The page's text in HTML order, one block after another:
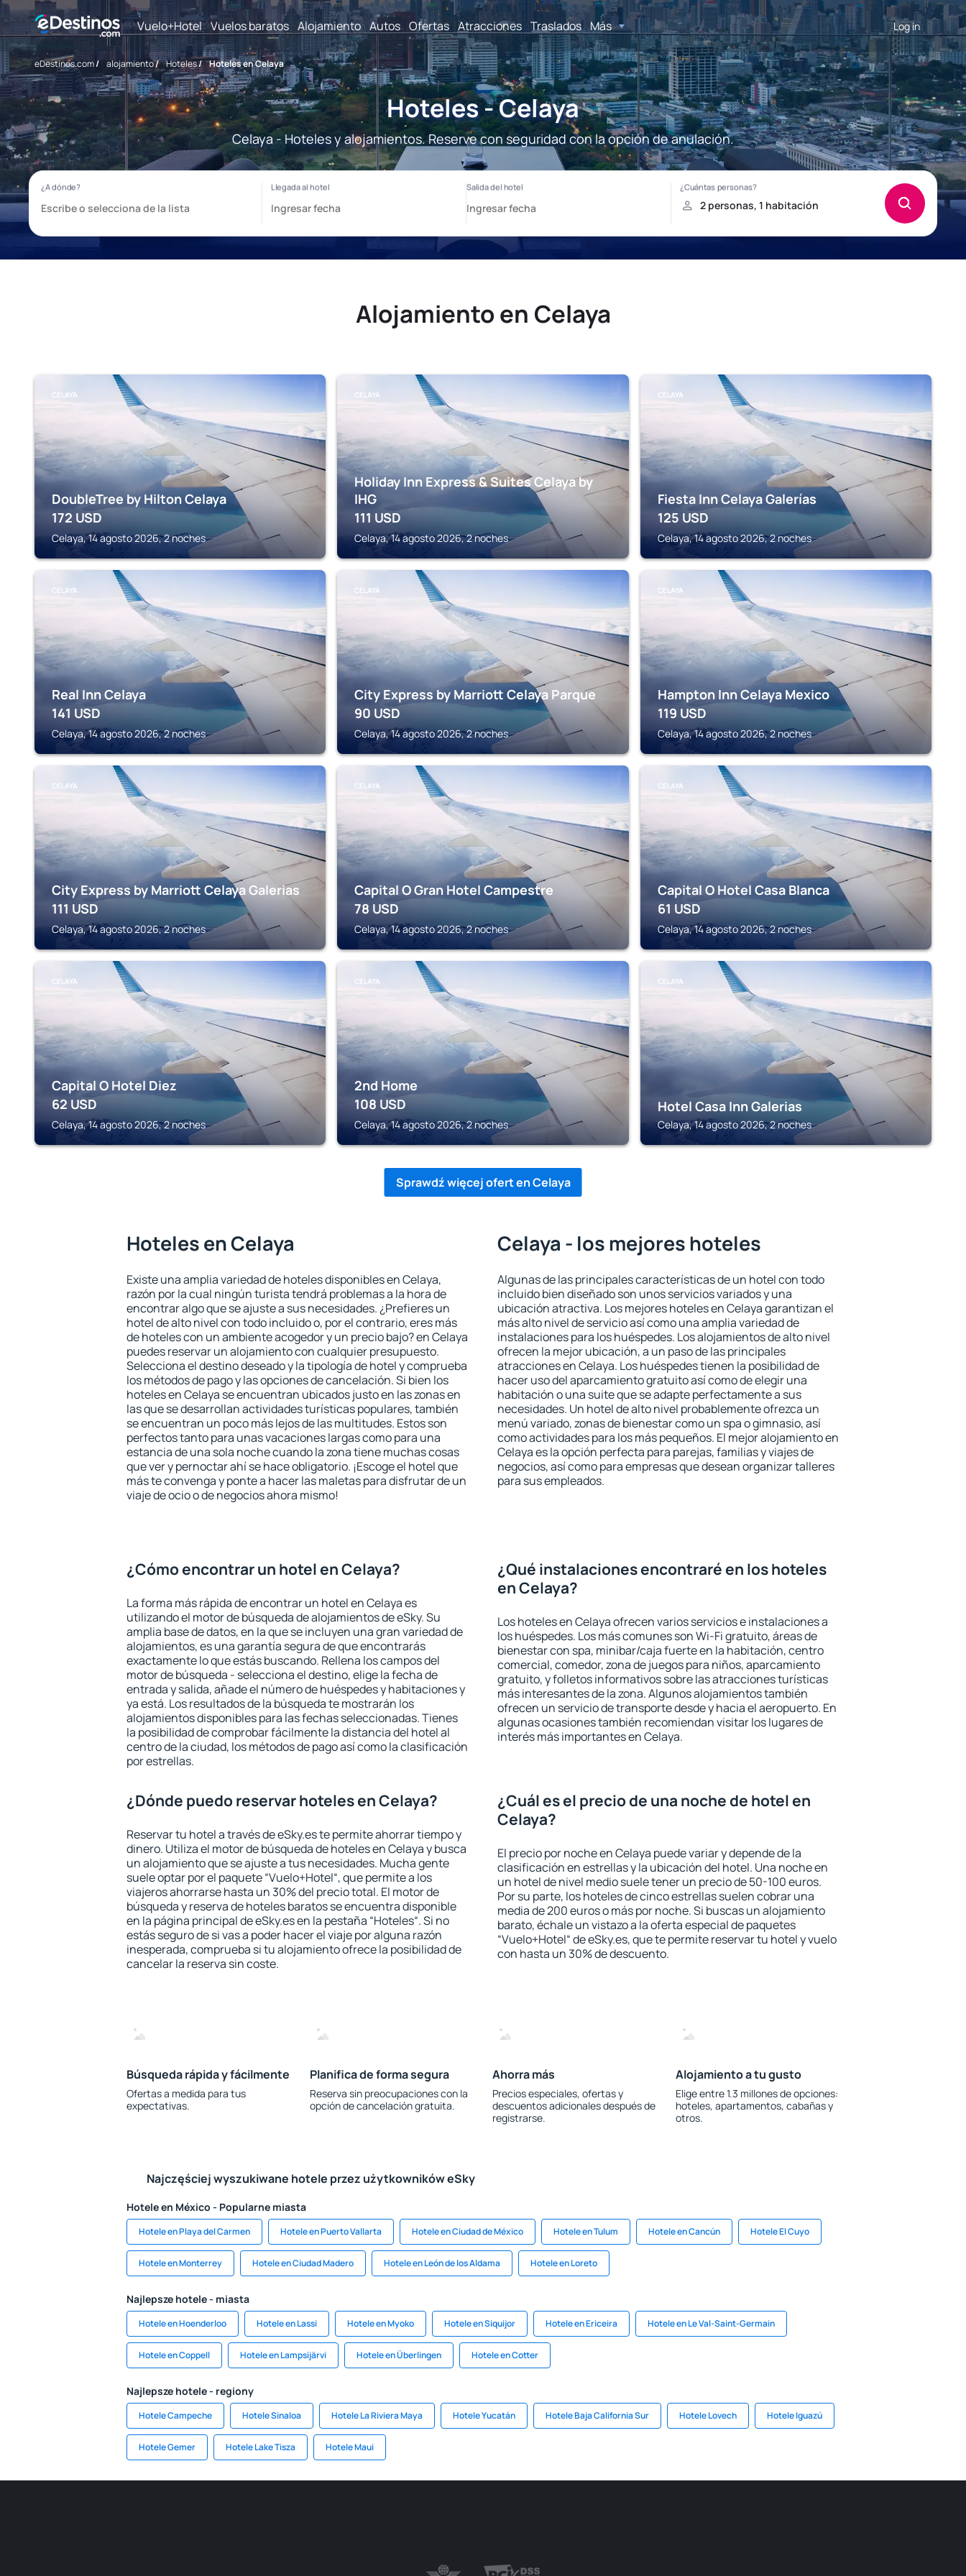
Vuelo+Hotel Vuelos baratos Alojamiento Autos Ofertas Atracciones Traslados Más Log in
eDestinos.com/ alojamiento/ Hoteles/ Hoteles en Celaya
Hoteles - Celaya
Celaya - Hoteles y alojamientos. Reserve con seguridad con la opción de anulación.
Alojamiento en Celaya
CELAYA
DoubleTree by Hilton Celaya
172 USD
Celaya, 14 agosto 2026, 2 noches
CELAYA
Holiday Inn Express & Suites Celaya by
IHG
111 USD
Celaya, 14 agosto 2026, 2 noches
CELAYA
Fiesta Inn Celaya Galerías
125 USD
Celaya, 14 agosto 2026, 2 noches
CELAYA
Real Inn Celaya
141 USD
Celaya, 14 agosto 2026, 2 noches
CELAYA
City Express by Marriott Celaya Parque
90 USD
Celaya, 14 agosto 2026, 2 noches
CELAYA
Hampton Inn Celaya Mexico
119 USD
Celaya, 14 agosto 2026, 2 noches
CELAYA
City Express by Marriott Celaya Galerias
111 USD
Celaya, 14 agosto 2026, 2 noches
CELAYA
Capital O Gran Hotel Campestre
78 USD
Celaya, 14 agosto 2026, 2 noches
CELAYA
Capital O Hotel Casa Blanca
61 USD
Celaya, 14 agosto 2026, 2 noches
CELAYA
Capital O Hotel Diez
62 USD
Celaya, 14 agosto 2026, 2 noches
CELAYA
2nd Home
108 USD
Celaya, 14 agosto 2026, 2 noches
CELAYA
Hotel Casa Inn Galerias
Celaya, 14 agosto 2026, 2 noches
Sprawdź więcej ofert en Celaya
Hoteles en Celaya
Existe una amplia variedad de hoteles disponibles en Celaya,
razón por la cual ningún turista tendrá problemas a la hora de
encontrar algo que se ajuste a sus necesidades. ¿Prefieres un
hotel de alto nivel con todo incluido o, por el contrario, eres más
de hoteles con un ambiente acogedor y un precio bajo? en Celaya
puedes reservar un alojamiento con cualquier presupuesto.
Selecciona el destino deseado y la tipología de hotel y comprueba
los métodos de pago y las opciones de cancelación. Si bien los
hoteles en Celaya se encuentran ubicados justo en las zonas en
las que se desarrollan actividades turísticas populares, también
se encuentran un poco más lejos de las multitudes. Estos son
perfectos tanto para unas vacaciones largas como para una
estancia de una sola noche cuando la zona tiene muchas cosas
que ver y pernoctar ahí se hace obligatorio. ¡Escoge el hotel que
más te convenga y ponte a hacer las maletas para disfrutar de un
viaje de ocio o de negocios ahora mismo!
Celaya - los mejores hoteles
Algunas de las principales características de un hotel con todo
incluido bien diseñado son unos servicios variados y una
ubicación atractiva. Los mejores hoteles en Celaya garantizan el
más alto nivel de servicio así como una amplia variedad de
instalaciones para los huéspedes. Los alojamientos de alto nivel
ofrecen la mejor ubicación, a un paso de las principales
atracciones en Celaya. Los huéspedes tienen la posibilidad de
hacer uso del aparcamiento gratuito así como de elegir una
habitación o una suite que se adapte perfectamente a sus
necesidades. Un hotel de alto nivel probablemente ofrezca un
menú variado, zonas de bienestar como un spa o gimnasio, así
como actividades para los más pequeños. El mejor alojamiento en
Celaya es la opción perfecta para parejas, familias y viajes de
negocios, así como para empresas que desean organizar talleres
para sus empleados.
¿Cómo encontrar un hotel en Celaya?
La forma más rápida de encontrar un hotel en Celaya es
utilizando el motor de búsqueda de alojamientos de eSky. Su
amplia base de datos, en la que se incluyen una gran variedad de
alojamientos, es una garantía segura de que encontrarás
exactamente lo que estás buscando. Rellena los campos del
motor de búsqueda - selecciona el destino, elige la fecha de
entrada y salida, añade el número de huéspedes y habitaciones y
ya está. Los resultados de la búsqueda te mostrarán los
alojamientos disponibles para las fechas seleccionadas. Tienes
la posibilidad de comprobar fácilmente la distancia del hotel al
centro de la ciudad, los métodos de pago así como la clasificación
por estrellas.
¿Qué instalaciones encontraré en los hoteles
en Celaya?
Los hoteles en Celaya ofrecen varios servicios e instalaciones a
los huéspedes. Los más comunes son Wi-Fi gratuito, áreas de
bienestar con spa, minibar/caja fuerte en la habitación, centro
comercial, comedor, zona de juegos para niños, aparcamiento
gratuito, y folletos informativos sobre las atracciones turísticas
más interesantes de la zona. Algunos alojamientos también
ofrecen un servicio de transporte desde y hacia el aeropuerto. En
algunas ocasiones también recomiendan visitar los lugares de
interés más importantes en Celaya.
¿Dónde puedo reservar hoteles en Celaya?
Reservar tu hotel a través de eSky.es te permite ahorrar tiempo y
dinero. Utiliza el motor de búsqueda de hoteles en Celaya y busca
un alojamiento que se ajuste a tus necesidades. Mucha gente
suele optar por el paquete “Vuelo+Hotel“, que permite a los
viajeros ahorrarse hasta un 30% del precio total. El motor de
búsqueda y reserva de hoteles baratos se encuentra disponible
en la página principal de eSky.es en la pestaña “Hoteles“. Si no
estás seguro de si vas a poder hacer el viaje por alguna razón
inesperada, comprueba si tu alojamiento ofrece la posibilidad de
cancelar la reserva sin coste.
¿Cuál es el precio de una noche de hotel en
Celaya?
El precio por noche en Celaya puede variar y depende de la
clasificación en estrellas y la ubicación del hotel. Una noche en
un hotel de nivel medio suele tener un precio de 50-100 euros.
Por su parte, los hoteles de cinco estrellas suelen cobrar una
media de 200 euros o más por noche. Si buscas un alojamiento
barato, échale un vistazo a la oferta especial de paquetes
“Vuelo+Hotel“ de eSky.es, que te permite reservar tu hotel y vuelo
con hasta un 30% de descuento.
Búsqueda rápida y fácilmente
Ofertas a medida para tus
expectativas.
Planifica de forma segura
Reserva sin preocupaciones con la
opción de cancelación gratuita.
Ahorra más
Precios especiales, ofertas y
descuentos adicionales después de
registrarse.
Alojamiento a tu gusto
Elige entre 1.3 millones de opciones:
hoteles, apartamentos, cabañas y
otros.
Najczęściej wyszukiwane hotele przez użytkowników eSky
Hotele en México - Popularne miasta
Hotele en Playa del Carmen Hotele en Puerto Vallarta Hotele en Ciudad de México Hotele en Tulum Hotele en Cancún Hotele El Cuyo
Hotele en Monterrey Hotele en Ciudad Madero Hotele en León de los Aldama Hotele en Loreto
Najlepsze hotele - miasta
Hotele en Hoenderloo Hotele en Lassi Hotele en Myoko Hotele en Siquijor Hotele en Ericeira Hotele en Le Val-Saint-Germain
Hotele en Coppell Hotele en Lampsijärvi Hotele en Überlingen Hotele en Cotter
Najlepsze hotele - regiony
Hotele Campeche Hotele Sinaloa Hotele La Riviera Maya Hotele Yucatán Hotele Baja California Sur Hotele Lovech Hotele Iguazú
Hotele Gemer Hotele Lake Tisza Hotele Maui